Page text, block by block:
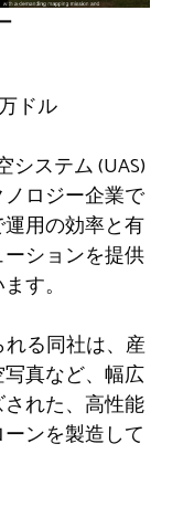
ドル
システム (UAS)
ロジー企業で
用の効率と有
ションを提供
す。
れる同社は、産
真など、幅広
れた、高性能
ンを製造して